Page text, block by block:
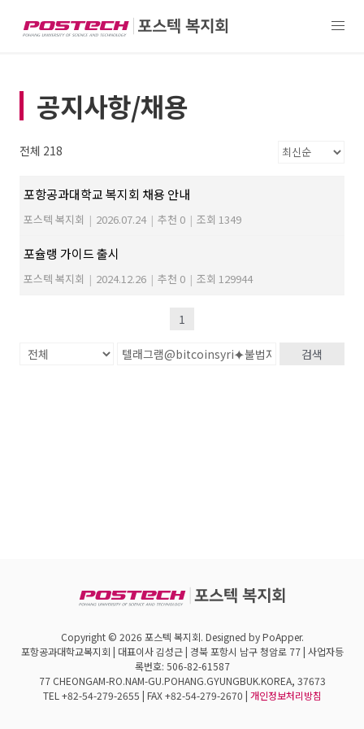
공지사항/채용
전체 218
포항공과대학교 복지회 채용 안내
포스텍 복지회 | 2026.07.24 | 추천 0 | 조회 1349
포슐랭 가이드 출시
포스텍 복지회 | 2024.12.26 | 추천 0 | 조회 129944
1
검색
Copyright © 2026 포스텍 복지회. Designed by PoApper.
포항공과대학교복지회 | 대표이사 김성근 | 경북 포항시 남구 청암로 77 | 사업자등
록번호: 506-82-61587
77 CHEONGAM-RO.NAM-GU.POHANG.GYUNGBUK.KOREA, 37673
TEL +82-54-279-2655 | FAX +82-54-279-2670 | 개인정보처리방침